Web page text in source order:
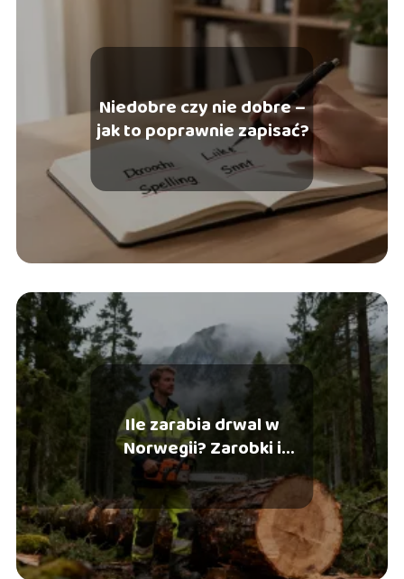
Niedobre czy nie dobre –
jak to poprawnie zapisać?
Ile zarabia drwal w
Norwegii? Zarobki i
warunki pracy